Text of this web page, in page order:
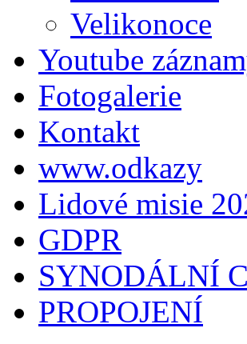
Velikonoce
Youtube
Fotogalerie
Kontakt
www.odkazy
Lidové misie
GDPR
SYNODÁLNÍ
PROPOJENÍ